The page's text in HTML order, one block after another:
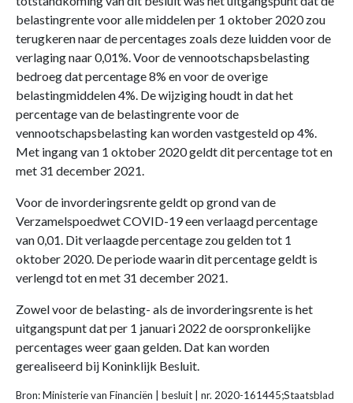
belastingrente voor alle middelen per 1 oktober 2020 zou
terugkeren naar de percentages zoals deze luidden voor de
verlaging naar 0,01%. Voor de vennootschapsbelasting
bedroeg dat percentage 8% en voor de overige
belastingmiddelen 4%. De wijziging houdt in dat het
percentage van de belastingrente voor de
vennootschapsbelasting kan worden vastgesteld op 4%.
Met ingang van 1 oktober 2020 geldt dit percentage tot en
met 31 december 2021.
Voor de invorderingsrente geldt op grond van de
Verzamelspoedwet COVID-19 een verlaagd percentage
van 0,01. Dit verlaagde percentage zou gelden tot 1
oktober 2020. De periode waarin dit percentage geldt is
verlengd tot en met 31 december 2021.
Zowel voor de belasting- als de invorderingsrente is het
uitgangspunt dat per 1 januari 2022 de oorspronkelijke
percentages weer gaan gelden. Dat kan worden
gerealiseerd bij Koninklijk Besluit.
Bron: Ministerie van Financiën | besluit | nr. 2020-161445;Staatsblad